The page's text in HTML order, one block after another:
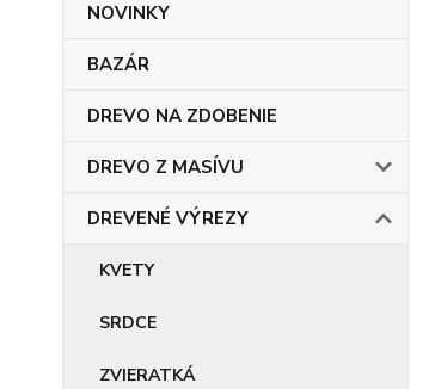
NOVINKY
BAZÁR
DREVO NA ZDOBENIE
DREVO Z MASÍVU
DREVENÉ VÝREZY
KVETY
SRDCE
ZVIERATKÁ